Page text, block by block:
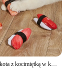
Zabawka dla kota z kocimiętką w kształcie sushi